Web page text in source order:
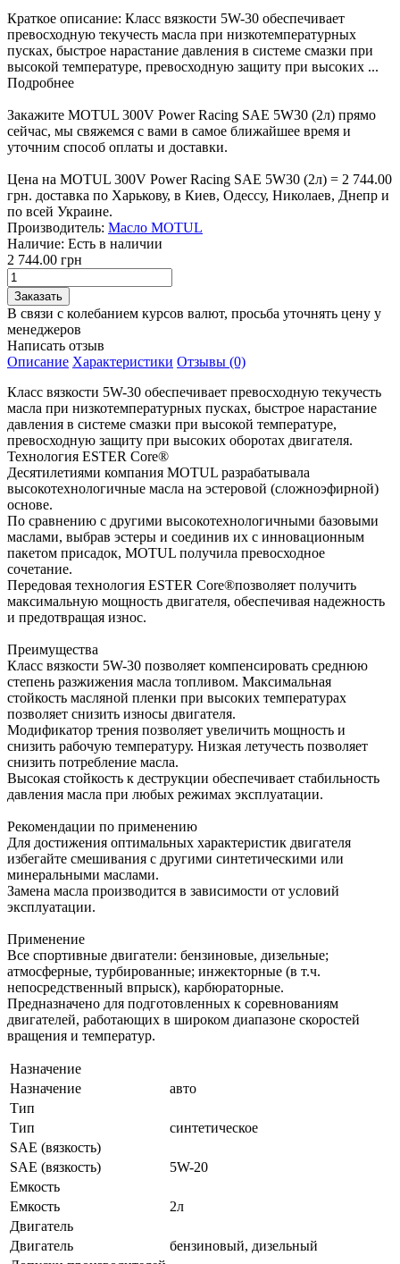
Краткое описание: Класс вязкости 5W-30 обеспечивает
превосходную текучесть масла при низкотемпературных
пусках, быстрое нарастание давления в системе смазки при
высокой температуре, превосходную защиту при высоких ...
Подробнее
Закажите MOTUL 300V Power Racing SAE 5W30 (2л) прямо
сейчас, мы свяжемся с вами в самое ближайшее время и
уточним способ оплаты и доставки.
Цена на MOTUL 300V Power Racing SAE 5W30 (2л) = 2 744.00
грн. доставка по Харькову, в Киев, Одессу, Николаев, Днепр и
по всей Украине.
Производитель: Масло MOTUL
Наличие: Есть в наличии
2 744.00 грн
В связи с колебанием курсов валют, просьба уточнять цену у
менеджеров
Написать отзыв
Описание Характеристики Отзывы (0)
Класс вязкости 5W-30 обеспечивает превосходную текучесть
масла при низкотемпературных пусках, быстрое нарастание
давления в системе смазки при высокой температуре,
превосходную защиту при высоких оборотах двигателя.
Технология ESTER Core®
Десятилетиями компания MOTUL разрабатывала
высокотехнологичные масла на эстеровой (сложноэфирной)
основе.
По сравнению с другими высокотехнологичными базовыми
маслами, выбрав эстеры и соединив их с инновационным
пакетом присадок, MOTUL получила превосходное
сочетание.
Передовая технология ESTER Core®позволяет получить
максимальную мощность двигателя, обеспечивая надежность
и предотвращая износ.
Преимущества
Класс вязкости 5W-30 позволяет компенсировать среднюю
степень разжижения масла топливом. Максимальная
стойкость масляной пленки при высоких температурах
позволяет снизить износы двигателя.
Модификатор трения позволяет увеличить мощность и
снизить рабочую температуру. Низкая летучесть позволяет
снизить потребление масла.
Высокая стойкость к деструкции обеспечивает стабильность
давления масла при любых режимах эксплуатации.
Рекомендации по применению
Для достижения оптимальных характеристик двигателя
избегайте смешивания с другими синтетическими или
минеральными маслами.
Замена масла производится в зависимости от условий
эксплуатации.
Применение
Все спортивные двигатели: бензиновые, дизельные;
атмосферные, турбированные; инжекторные (в т.ч.
непосредственный впрыск), карбюраторные.
Предназначено для подготовленных к соревнованиям
двигателей, работающих в широком диапазоне скоростей
вращения и температур.
Назначение
Назначение
авто
Тип
Тип
синтетическое
SAE (вязкость)
SAE (вязкость)
5W-20
Емкость
Емкость
2л
Двигатель
Двигатель
бензиновый, дизельный